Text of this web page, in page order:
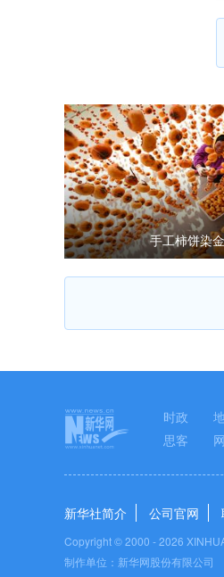
手工柿饼染
时政
思客
新华社简介 公司官网
Copyright © 2000 -2026
制作单位：新华网股份有限公